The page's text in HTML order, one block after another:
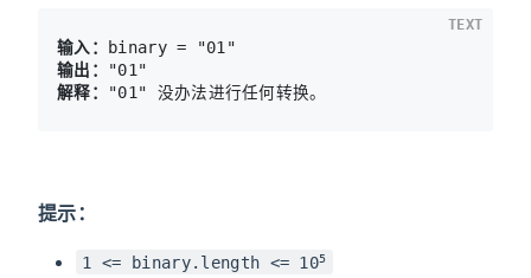
输入：
输出：
解释：
TEXT
提示：
1 <= binary.length <= 105